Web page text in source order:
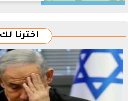
اخترنا لك